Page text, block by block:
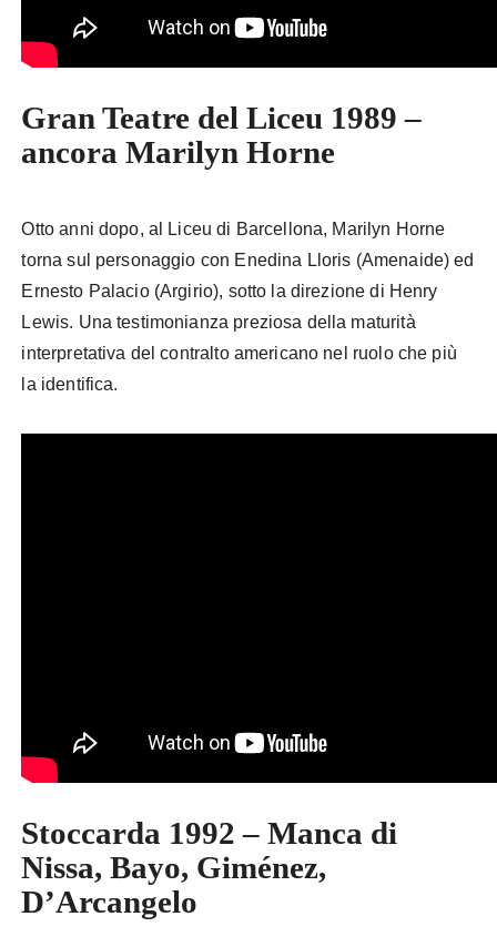
Gran Teatre del Liceu 1989 –
ancora Marilyn Horne
Otto anni dopo, al Liceu di Barcellona, Marilyn Horne
torna sul personaggio con Enedina Lloris (Amenaide) ed
Ernesto Palacio (Argirio), sotto la direzione di Henry
Lewis. Una testimonianza preziosa della maturità
interpretativa del contralto americano nel ruolo che più
la identifica.
Stoccarda 1992 – Manca di
Nissa, Bayo, Giménez,
D’Arcangelo